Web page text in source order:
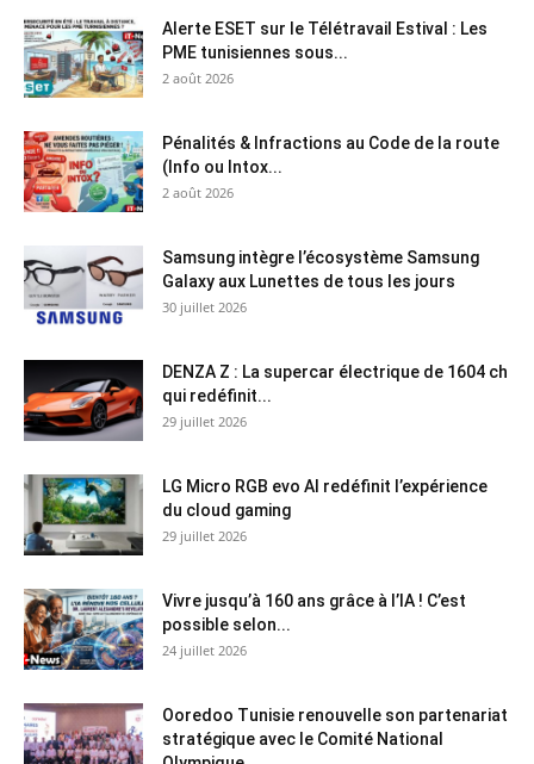
Alerte ESET sur le Télétravail Estival : Les
PME tunisiennes sous...
2 août 2026
Pénalités & Infractions au Code de la route
(Info ou Intox...
2 août 2026
Samsung intègre l’écosystème Samsung
Galaxy aux Lunettes de tous les jours
30 juillet 2026
DENZA Z : La supercar électrique de 1604 ch
qui redéfinit...
29 juillet 2026
LG Micro RGB evo AI redéfinit l’expérience
du cloud gaming
29 juillet 2026
Vivre jusqu’à 160 ans grâce à l’IA ! C’est
possible selon...
24 juillet 2026
Ooredoo Tunisie renouvelle son partenariat
stratégique avec le Comité National